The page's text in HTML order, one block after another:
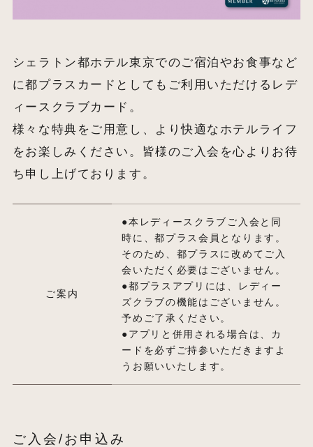
シェラトン都ホテル東京でのご宿泊やお食事など
に都プラスカードとしてもご利用いただけるレデ
ィースクラブカード。
様々な特典をご用意し、より快適なホテルライフ
をお楽しみください。皆様のご入会を心よりお待
ち申し上げております。
ご案内
●本レディースクラブご入会と同
時に、都プラス会員となります。
そのため、都プラスに改めてご入
会いただく必要はございません。
●都プラスアプリには、レディー
ズクラブの機能はございません。
予めご了承ください。
●アプリと併用される場合は、カ
ードを必ずご持参いただきますよ
うお願いいたします。
ご入会/お申込み